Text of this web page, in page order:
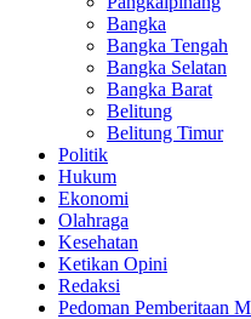
Bangka
Bangka Tengah
Bangka Selatan
Bangka Barat
Belitung
Belitung Timur
Politik
Hukum
Ekonomi
Olahraga
Kesehatan
Ketikan Opini
Redaksi
Pedoman Pemberitaan